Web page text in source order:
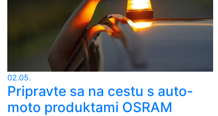
02.05.
Pripravte sa na cestu s auto-
moto produktami OSRAM